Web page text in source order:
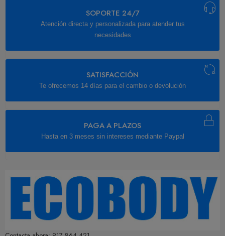
SOPORTE 24/7
Atención directa y personalizada para atender tus
necesidades
SATISFACCIÓN
Te ofrecemos 14 días para el cambio o devolución
PAGA A PLAZOS
Hasta en 3 meses sin intereses mediante Paypal